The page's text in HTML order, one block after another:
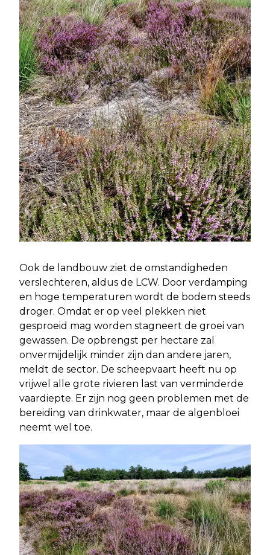
Ook de landbouw ziet de omstandigheden
verslechteren, aldus de LCW. Door verdamping
en hoge temperaturen wordt de bodem steeds
droger. Omdat er op veel plekken niet
gesproeid mag worden stagneert de groei van
gewassen. De opbrengst per hectare zal
onvermijdelijk minder zijn dan andere jaren,
meldt de sector. De scheepvaart heeft nu op
vrijwel alle grote rivieren last van verminderde
vaardiepte. Er zijn nog geen problemen met de
bereiding van drinkwater, maar de algenbloei
neemt wel toe.